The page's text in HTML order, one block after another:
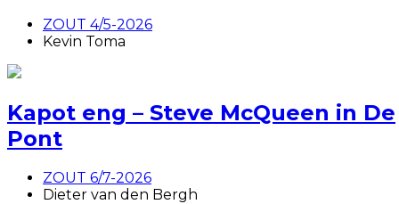
ZOUT 4/5-2026
Kevin Toma
Kapot eng – Steve McQueen in De
Pont
ZOUT 6/7-2026
Dieter van den Bergh